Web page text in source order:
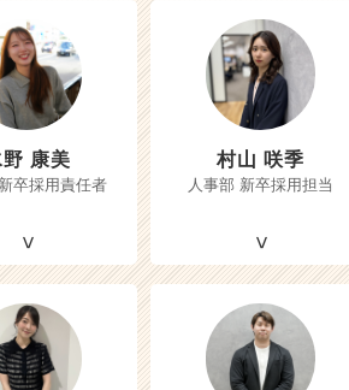
野 康美
卒採用責任者
村山 咲季
人事部 新卒採用担当